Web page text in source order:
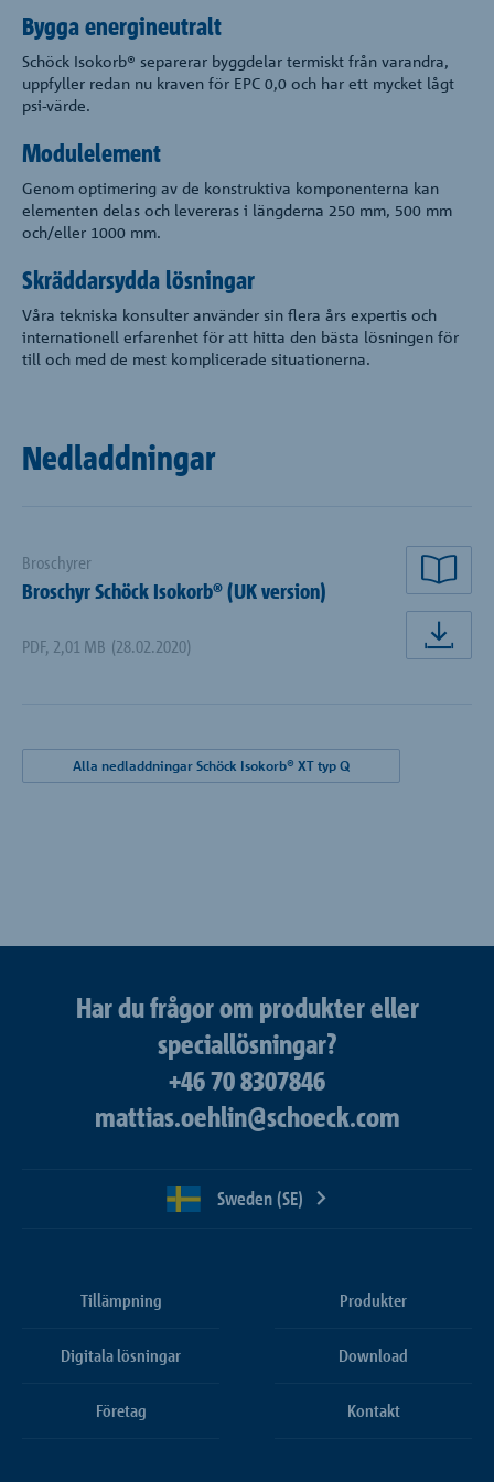
Bygga energineutralt
Schöck Isokorb® separerar byggdelar termiskt från varandra,
uppfyller redan nu kraven för EPC 0,0 och har ett mycket lågt
psi-värde.
Modulelement
Genom optimering av de konstruktiva komponenterna kan
elementen delas och levereras i längderna 250 mm, 500 mm
och/eller 1000 mm.
Skräddarsydda lösningar
Våra tekniska konsulter använder sin flera års expertis och
internationell erfarenhet för att hitta den bästa lösningen för
till och med de mest komplicerade situationerna.
Nedladdningar
Broschyrer
Broschyr Schöck Isokorb® (UK version)
PDF, 2,01 MB (28.02.2020)
Alla nedladdningar Schöck Isokorb® XT typ Q
Har du frågor om produkter eller
speciallösningar?
+46 70 8307846
mattias.oehlin@schoeck.com
Sweden (SE)
Tillämpning Produkter
Digitala lösningar Download
Företag Kontakt